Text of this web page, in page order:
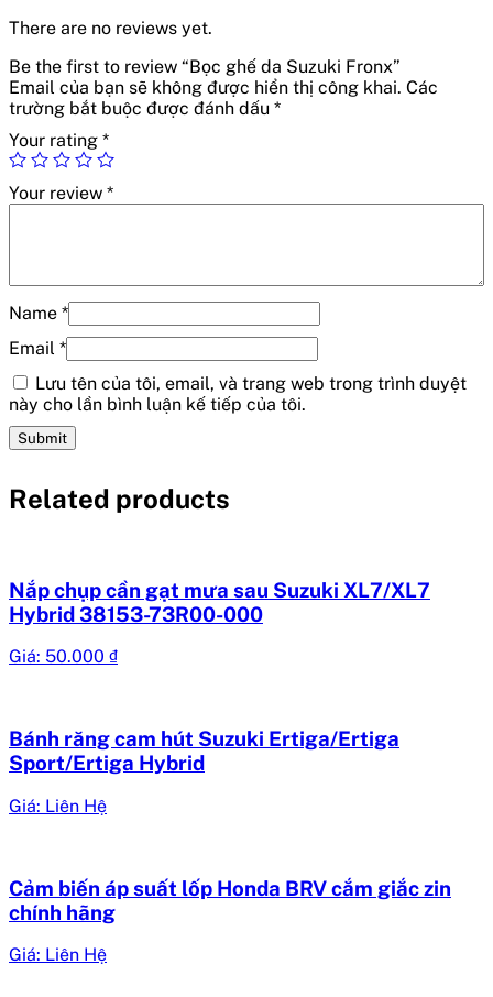
There are no reviews yet.
Be the first to review “Bọc ghế da Suzuki Fronx”
Email của bạn sẽ không được hiển thị công khai. Các
trường bắt buộc được đánh dấu *
Your rating *
Your review *
Name *
Email *
Lưu tên của tôi, email, và trang web trong trình duyệt
này cho lần bình luận kế tiếp của tôi.
Related products
Nắp chụp cần gạt mưa sau Suzuki XL7/XL7
Hybrid 38153-73R00-000
Giá: 50.000 ₫
Bánh răng cam hút Suzuki Ertiga/Ertiga
Sport/Ertiga Hybrid
Giá: Liên Hệ
Cảm biến áp suất lốp Honda BRV cắm giắc zin
chính hãng
Giá: Liên Hệ